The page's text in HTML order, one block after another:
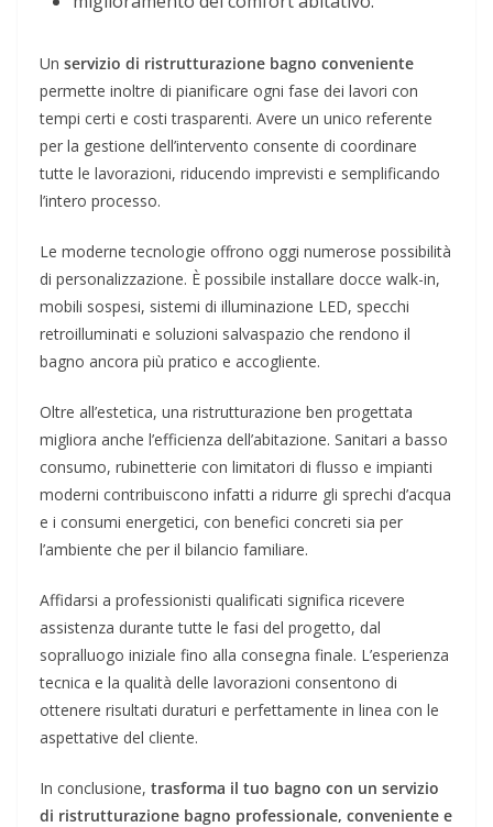
Un servizio di ristrutturazione bagno conveniente
permette inoltre di pianificare ogni fase dei lavori con
tempi certi e costi trasparenti. Avere un unico referente
per la gestione dell’intervento consente di coordinare
tutte le lavorazioni, riducendo imprevisti e semplificando
l’intero processo.
Le moderne tecnologie offrono oggi numerose possibilità
di personalizzazione. È possibile installare docce walk-in,
mobili sospesi, sistemi di illuminazione LED, specchi
retroilluminati e soluzioni salvaspazio che rendono il
bagno ancora più pratico e accogliente.
Oltre all’estetica, una ristrutturazione ben progettata
migliora anche l’efficienza dell’abitazione. Sanitari a basso
consumo, rubinetterie con limitatori di flusso e impianti
moderni contribuiscono infatti a ridurre gli sprechi d’acqua
e i consumi energetici, con benefici concreti sia per
l’ambiente che per il bilancio familiare.
Affidarsi a professionisti qualificati significa ricevere
assistenza durante tutte le fasi del progetto, dal
sopralluogo iniziale fino alla consegna finale. L’esperienza
tecnica e la qualità delle lavorazioni consentono di
ottenere risultati duraturi e perfettamente in linea con le
aspettative del cliente.
In conclusione, trasforma il tuo bagno con un servizio
di ristrutturazione bagno professionale, conveniente e